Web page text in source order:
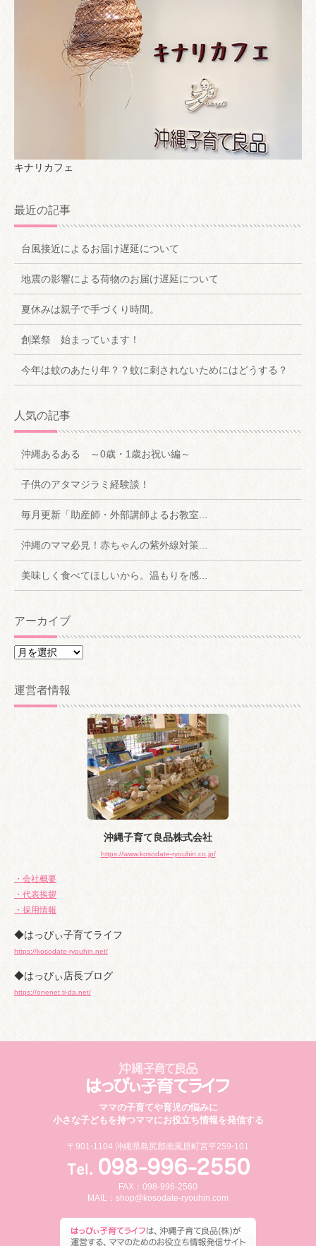
キナリカフェ
最近の記事
台風接近によるお届け遅延について
地震の影響による荷物のお届け遅延について
夏休みは親子で手づくり時間。
創業祭 始まっています！
今年は蚊のあたり年？？蚊に刺されないためにはどうする？
人気の記事
沖縄あるある ～0歳・1歳お祝い編～
子供のアタマジラミ経験談！
毎月更新「助産師・外部講師よるお教室...
沖縄のママ必見！赤ちゃんの紫外線対策...
美味しく食べてほしいから。温もりを感...
アーカイブ
ア
カ
イ
運営者情報
沖縄子育て良品株式会社
https://www.kosodate-ryouhin.co.jp/
・会社概要
・代表挨拶
・採用情報
◆はっぴぃ子育てライフ
https://kosodate-ryouhin.net/
◆はっぴぃ店長ブログ
https://onenet.ti-da.net/
ママの子育てや育児の悩みに
小さな子どもを持つママにお役立ち情報を発信する
〒901-1104 沖縄県島尻郡南風原町宮平259-101
FAX：098-996-2560
MAIL： shop@kosodate-ryouhin.com